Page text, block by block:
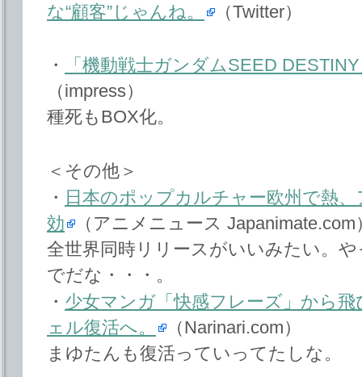
な“顧客”じゃんね。
（Twitter）
・
「機動戦士ガンダムSEED
（impress）
種死もBOX化。
＜その他＞
・ 日本のポップカルチャー欧州で熱
効
（アニメニュース Japanimate.com
全世界同時リリースがいいみたい。
でだな・・・。
・ 少女マンガ「快感フレーズ」から
ェル復活へ。
（Narinari.com）
まゆたんも復活っていってたしな。